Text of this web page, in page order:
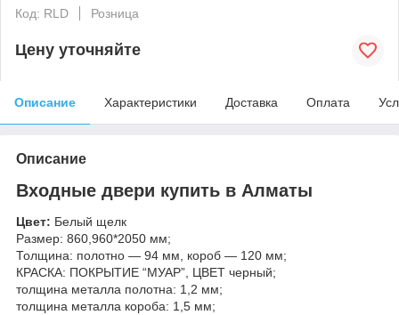
Код: RLD
Розница
Цену уточняйте
Описание Характеристики Доставка Оплата
Описание
Входные двери купить в Алматы
Цвет: Белый щелк
Размер: 860,960*2050 мм;
Толщина: полотно — 94 мм, короб — 120 мм;
КРАСКА: ПОКРЫТИЕ “МУАР”, ЦВЕТ черный;
толщина металла полотна: 1,2 мм;
толщина металла короба: 1,5 мм;